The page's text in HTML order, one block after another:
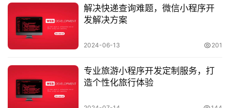
解决快递查询难题，微信小程序开
发解决方案
2024-06-13 201
专业旅游小程序开发定制服务，打
造个性化旅行体验